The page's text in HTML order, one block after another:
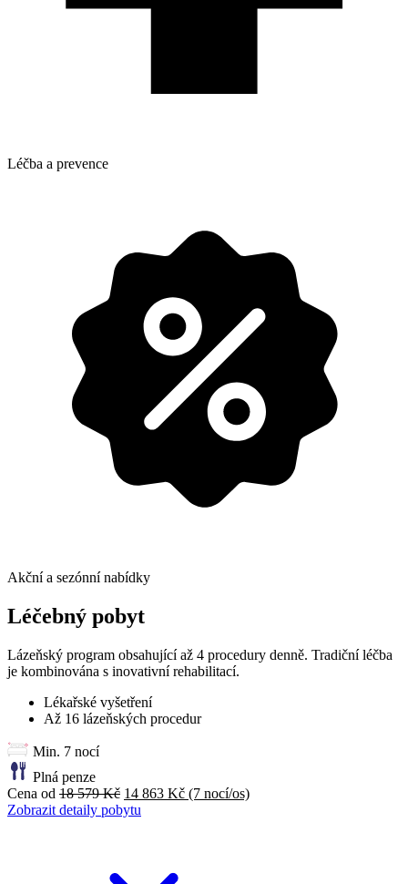
Léčba a prevence
Akční a sezónní nabídky
Léčebný pobyt
Lázeňský program obsahující až 4 procedury denně. Tradiční léčba
je kombinována s inovativní rehabilitací.
Lékařské vyšetření
Až 16 lázeňských procedur
Min. 7 nocí
Plná penze
Cena od 18 579 Kč 14 863 Kč (7 nocí/os)
Zobrazit detaily pobytu